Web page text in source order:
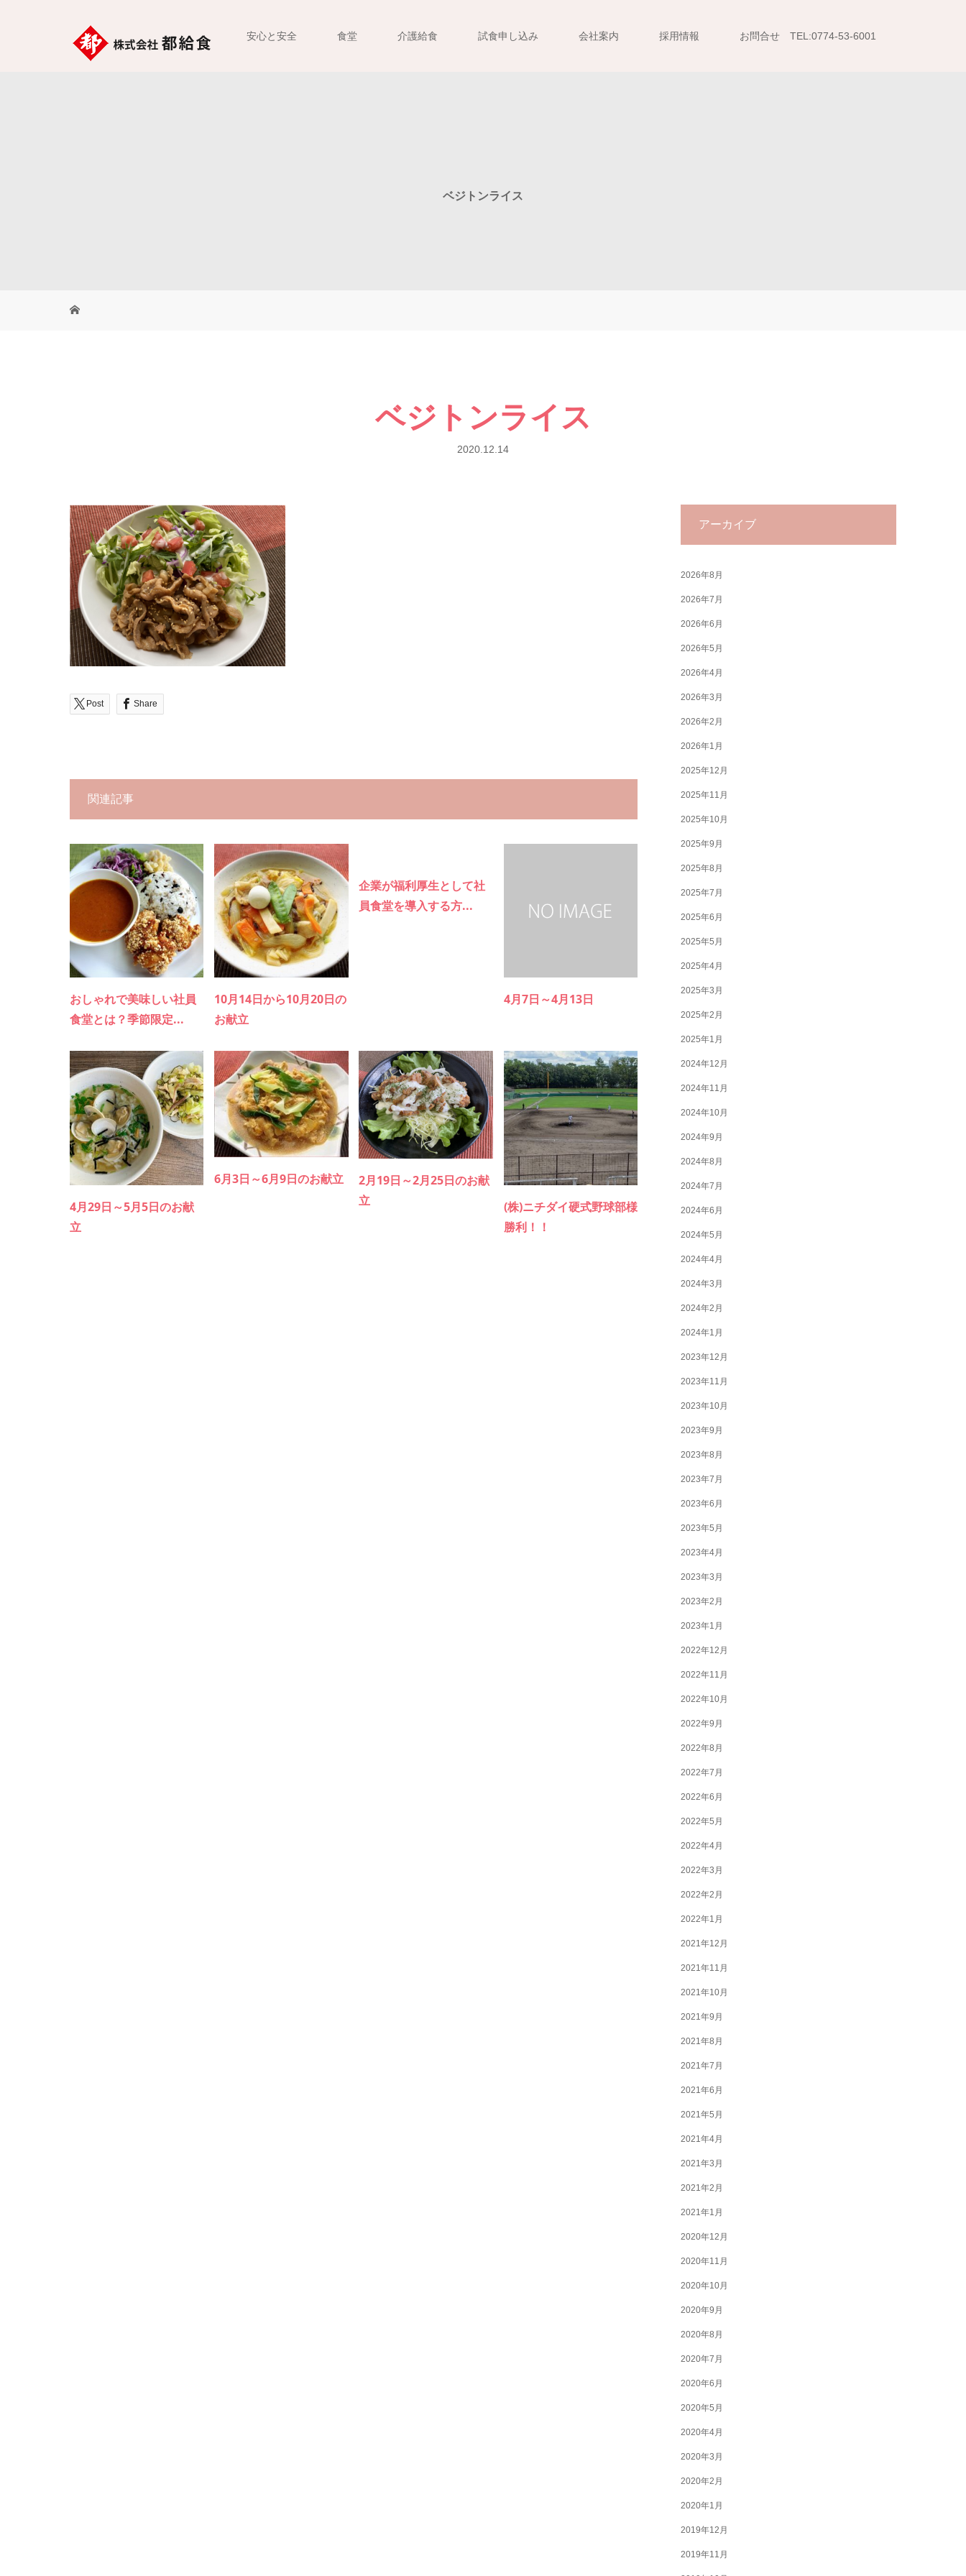
安心と安全 食堂 介護給食 試食申し込み 会社案内 採用情報 お問合せ TEL:0774-53-6001
ベジトンライス
ベジトンライス
2020.12.14
Post Share
関連記事
おしゃれで美味しい社員
食堂とは？季節限定...
10月14日から10月20日の
お献立
企業が福利厚生として社
員食堂を導入する方...
4月7日～4月13日
4月29日～5月5日のお献
立
6月3日～6月9日のお献立
2月19日～2月25日のお献
立
(株)ニチダイ硬式野球部様
勝利！！
アーカイブ
2026年8月
2026年7月
2026年6月
2026年5月
2026年4月
2026年3月
2026年2月
2026年1月
2025年12月
2025年11月
2025年10月
2025年9月
2025年8月
2025年7月
2025年6月
2025年5月
2025年4月
2025年3月
2025年2月
2025年1月
2024年12月
2024年11月
2024年10月
2024年9月
2024年8月
2024年7月
2024年6月
2024年5月
2024年4月
2024年3月
2024年2月
2024年1月
2023年12月
2023年11月
2023年10月
2023年9月
2023年8月
2023年7月
2023年6月
2023年5月
2023年4月
2023年3月
2023年2月
2023年1月
2022年12月
2022年11月
2022年10月
2022年9月
2022年8月
2022年7月
2022年6月
2022年5月
2022年4月
2022年3月
2022年2月
2022年1月
2021年12月
2021年11月
2021年10月
2021年9月
2021年8月
2021年7月
2021年6月
2021年5月
2021年4月
2021年3月
2021年2月
2021年1月
2020年12月
2020年11月
2020年10月
2020年9月
2020年8月
2020年7月
2020年6月
2020年5月
2020年4月
2020年3月
2020年2月
2020年1月
2019年12月
2019年11月